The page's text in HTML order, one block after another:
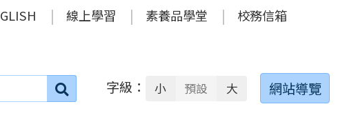
線上學習 素養品學堂 校務信箱
搜
字級： 小 預設 大 網站導覽